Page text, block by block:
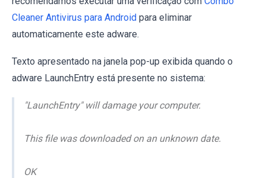
Cleaner Antivirus para Android para eliminar
automaticamente este adware.
Texto apresentado na janela pop-up exibida quando o
adware LaunchEntry está presente no sistema:
"LaunchEntry" will damage your computer.
This file was downloaded on an unknown date.
OK